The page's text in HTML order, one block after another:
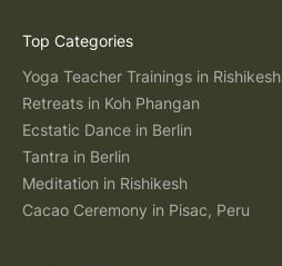
Top Categories
Yoga Teacher Trainings in Rishikesh
Retreats in Koh Phangan
Ecstatic Dance in Berlin
Tantra in Berlin
Meditation in Rishikesh
Cacao Ceremony in Pisac, Peru